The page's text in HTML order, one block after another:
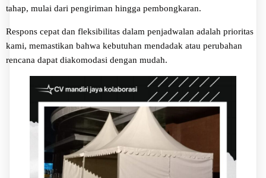
tahap, mulai dari pengiriman hingga pembongkaran.
Respons cepat dan fleksibilitas dalam penjadwalan adalah prioritas
kami, memastikan bahwa kebutuhan mendadak atau perubahan
rencana dapat diakomodasi dengan mudah.